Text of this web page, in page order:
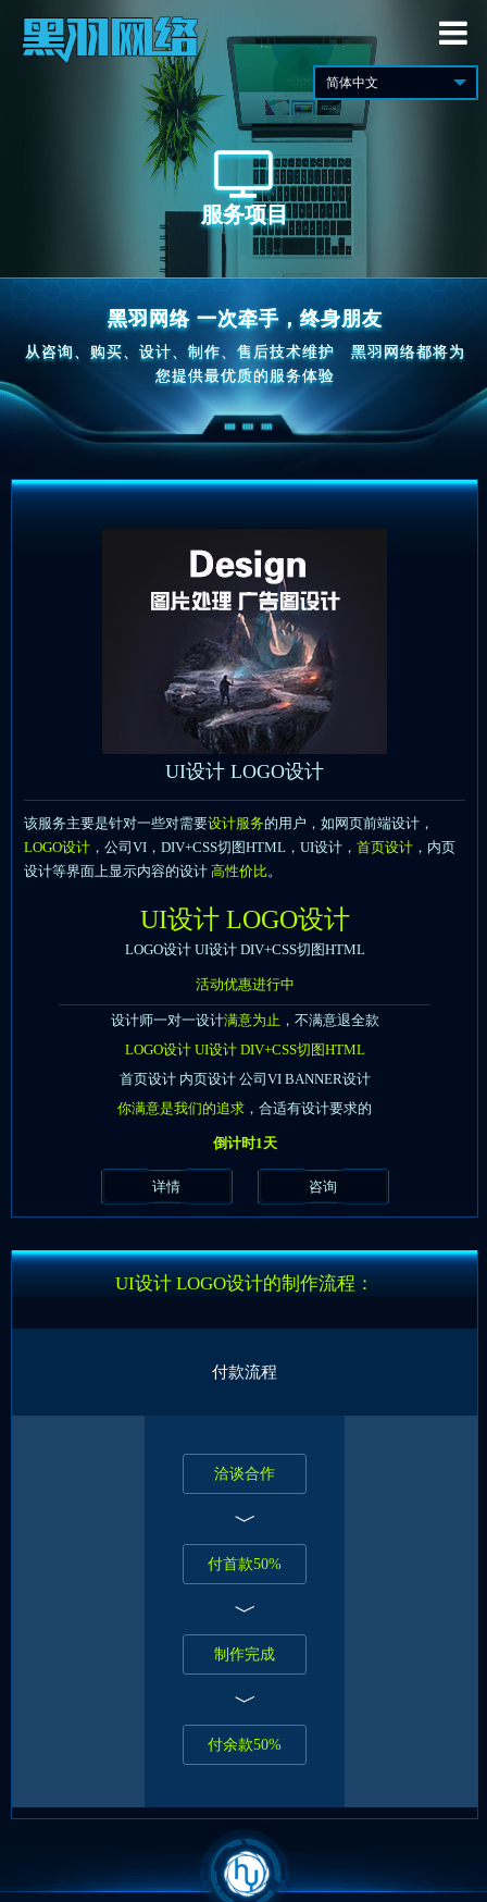
服务项目
黑羽网络 一次牵手，终身朋友
从咨询、购买、设计、制作、售后技术维护
黑羽网络都将为
您提供最优质的服务体验
UI设计 LOGO设计
该服务主要是针对一些对需要设计服务的用户，如网页前端设计，
LOGO设计，公司VI，DIV+CSS切图HTML，UI设计， 首页设计，内页
设计等界面上显示内容的设计 高性价比。
UI设计 LOGO设计
LOGO设计 UI设计 DIV+CSS切图HTML
活动优惠进行中
设计师一对一设计满意为止 ，不满意退全款
LOGO设计 UI设计 DIV+CSS切图HTML
首页设计 内页设计 公司VI BANNER设计
你满意是我们的追求 ，合适有设计要求的
倒计时1天
详情 咨询
UI设计 LOGO设计的制作流程：
付款流程
洽谈合作
付首款50%
制作完成
付余款50%